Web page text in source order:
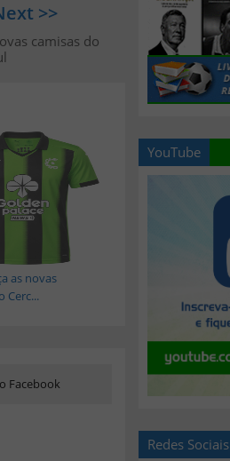
>>
camisas do
as novas
Cerc...
Facebook
YouTube
Redes Sociais